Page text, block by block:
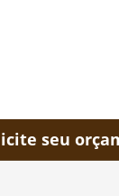
seu